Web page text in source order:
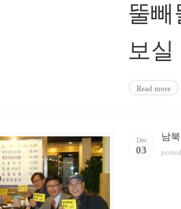
뚤
보
Read more
Dec
03
남